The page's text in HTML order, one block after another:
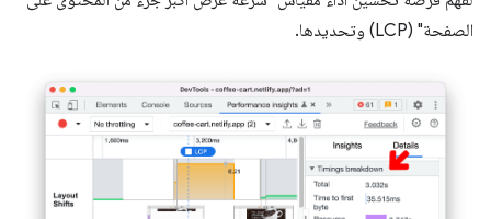
الصفحة" (LCP) وتحديدها.